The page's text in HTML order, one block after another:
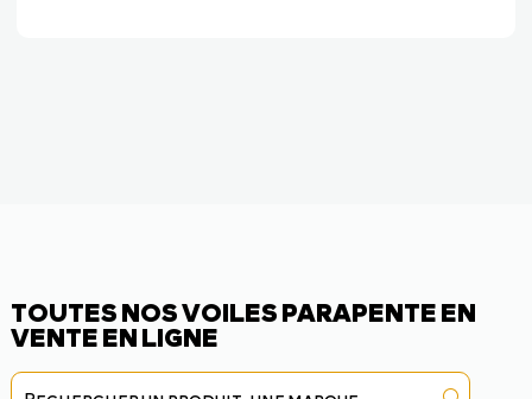
TOUTES NOS VOILES PARAPENTE EN
VENTE EN LIGNE